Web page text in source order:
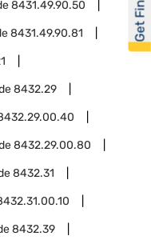
8431.49.90.50
8431.49.90.81
8432.29
8432.29.00.80
8432.31
8432.39